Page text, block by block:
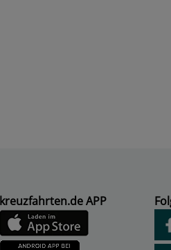
kreuzfahrten.de APP